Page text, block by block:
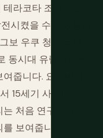
라코타 조각품을
시켰을 수도 있습니
보 우쿠 청동 공예
동시대 유럽에서는
줍니다. 요루바의
15세기 사이에 만
처음 연구되었을
보여줍니다. 유럽